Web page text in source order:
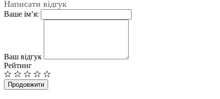
Написати відгук
Ваше ім’я:
Ваш відгук
Рейтинг
Продовжити